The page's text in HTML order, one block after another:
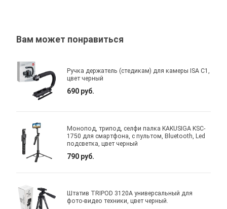
Вам может понравиться
Ручка держатель (стедикам) для камеры ISA C1,
цвет черный
690 руб.
Монопод, трипод, селфи палка KAKUSIGA KSC-
1750 для смартфона, с пультом, Bluetooth, Led
подсветка, цвет черный
790 руб.
Штатив TRIPOD 3120A универсальный для
фото-видео техники, цвет черный.